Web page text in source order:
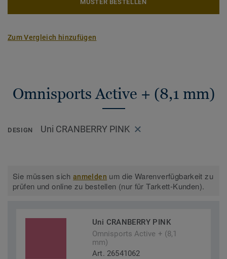
MUSTER BESTELLEN
Zum Vergleich hinzufügen
Omnisports Active + (8,1 mm)
DESIGN Uni CRANBERRY PINK
Sie müssen sichanmelden um die Warenverfügbarkeit zu
prüfen und online zu bestellen (nur für Tarkett-Kunden).
Uni CRANBERRY PINK
Omnisports Active + (8,1
mm)
Art. 26541062